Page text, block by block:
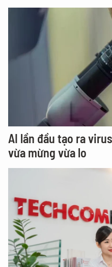
AI lần đầu tạo ra
vừa mừng vừa lo